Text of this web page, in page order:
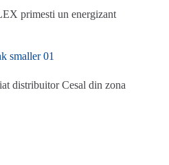
primesti un energizant
distribuitor Cesal din zona